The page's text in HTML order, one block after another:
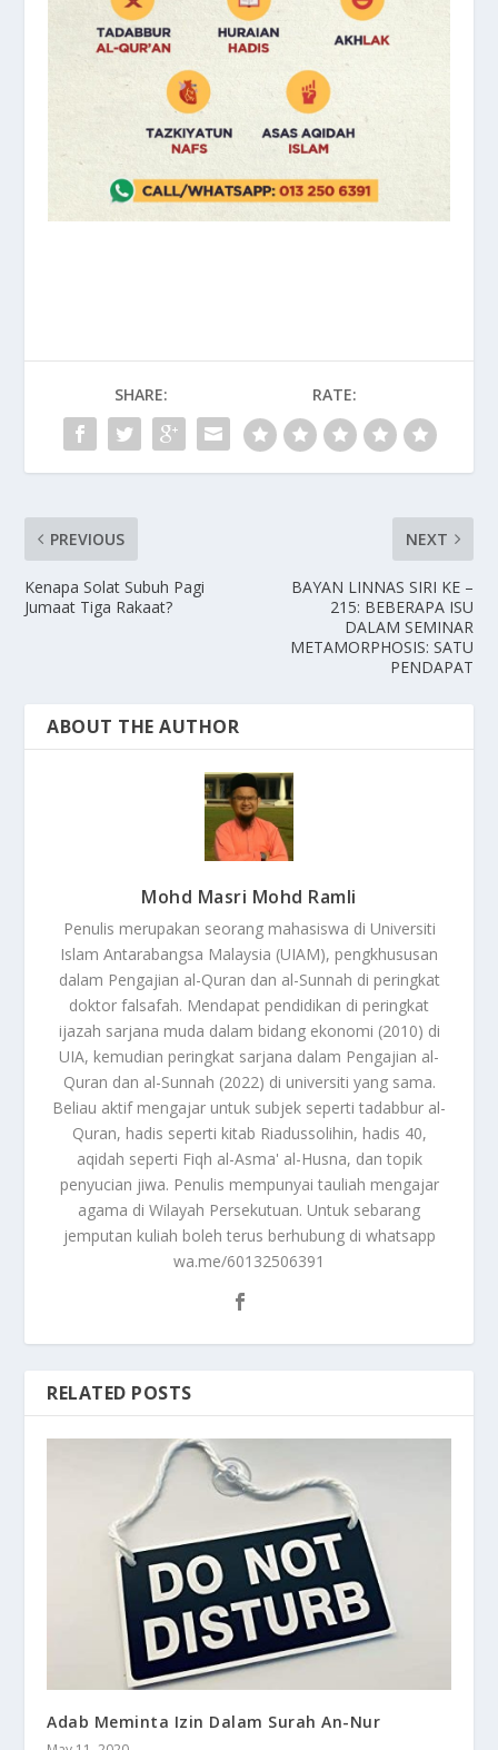
SHARE: RATE:
PREVIOUS
Kenapa Solat Subuh Pagi
Jumaat Tiga Rakaat?
NEXT
BAYAN LINNAS SIRI KE –
215: BEBERAPA ISU
DALAM SEMINAR
METAMORPHOSIS: SATU
PENDAPAT
ABOUT THE AUTHOR
Mohd Masri Mohd Ramli
Penulis merupakan seorang mahasiswa di Universiti
Islam Antarabangsa Malaysia (UIAM), pengkhususan
dalam Pengajian al-Quran dan al-Sunnah di peringkat
doktor falsafah. Mendapat pendidikan di peringkat
ijazah sarjana muda dalam bidang ekonomi (2010) di
UIA, kemudian peringkat sarjana dalam Pengajian al-
Quran dan al-Sunnah (2022) di universiti yang sama.
Beliau aktif mengajar untuk subjek seperti tadabbur al-
Quran, hadis seperti kitab Riadussolihin, hadis 40,
aqidah seperti Fiqh al-Asma' al-Husna, dan topik
penyucian jiwa. Penulis mempunyai tauliah mengajar
agama di Wilayah Persekutuan. Untuk sebarang
jemputan kuliah boleh terus berhubung di whatsapp
wa.me/60132506391
RELATED POSTS
Adab Meminta Izin Dalam Surah An-Nur